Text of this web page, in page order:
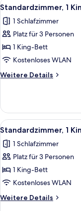
Bett
Fotos
für
Standardzimmer,
1 King-
Bett
anzeigen
3
Standardzimmer, 1
1 Schlafzimmer
Platz für 3 Personen
1 King-Bett
Kostenloses WLAN
Weitere Details
Weitere
1 King-
Bett
Alle
Fotos
für
Standardzimmer,
1 King-
Bett,
barrierearm
anzeigen
5
Standardzimmer, 1
1 Schlafzimmer
Platz für 3 Personen
1 King-Bett
Kostenloses WLAN
Weitere Details
Weitere